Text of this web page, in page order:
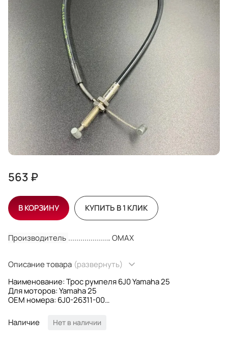
Производитель OMAX
Описание товара (развернуть)
Наименование: Трос румпеля 6J0 Yamaha 25
Для моторов: Yamaha 25
OEM номера: 6J0-26311-00
Наличие
Нет в наличии
563 ₽
В КОРЗИНУ КУПИТЬ В 1 КЛИК